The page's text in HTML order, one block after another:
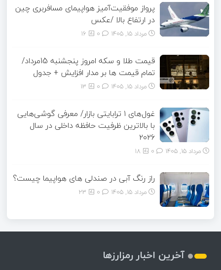
پرواز موفقیت‌آمیز هواپیمای مسافربری چین
در ارتفاع بالا /عکس
مرداد ۱۵, ۱۴۰۵ 16
قیمت طلا و سکه امروز پنجشنبه 15مرداد/
تمام قیمت ها بر مدار افزایش + جدول
مرداد ۱۵, ۱۴۰۵ 13
غول‌های ۱ ترابایتی بازار/ معرفی گوشی‌هایی
با بالاترین ظرفیت حافظه داخلی در سال
۲۰۲۶
مرداد ۱۵, ۱۴۰۵ 18
راز رنگ آبی در صندلی های هواپیما چیست؟
مرداد ۱۵, ۱۴۰۵ 23
آخرین اخبار رمزارزها